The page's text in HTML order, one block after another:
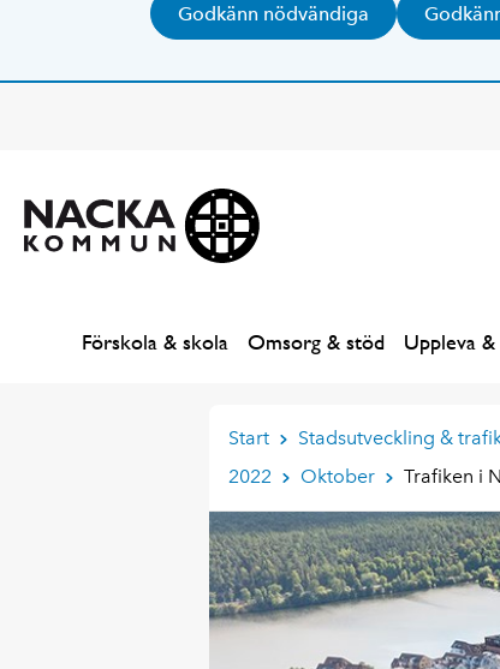
Godkänn nödvändiga
Förskola & skola Omsorg & stöd Uppleva
Start Stadsutveckling &
2022
Oktober Trafiken i